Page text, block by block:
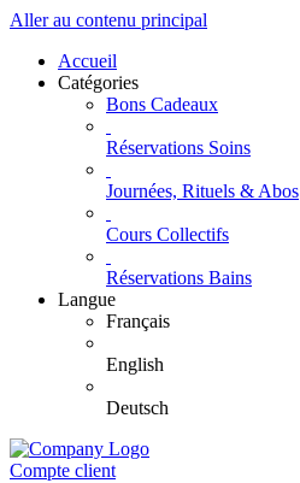
Aller au contenu principal
Accueil
Catégories
Bons Cadeaux
Réservations Soins
Journées, Rituels & Abos
Cours Collectifs
Réservations Bains
Langue
Français
English
Deutsch
Compte client